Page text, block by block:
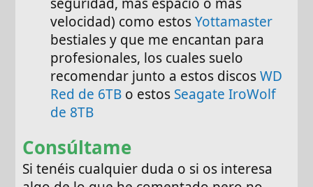
velocidad) como estosYottamaster
bestiales y que me encantan para
profesionales, los cuales suelo
recomendar junto a estos discosWD
Red de 6TB o estos Seagate IroWolf
de 8TB
Consúltame
Si tenéis cualquier duda o si os interesa